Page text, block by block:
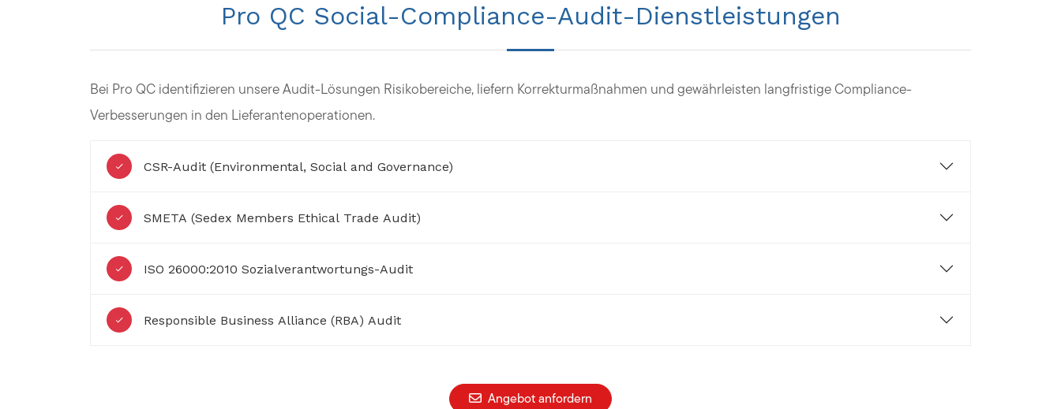
Pro QC Social-Compliance-Audit-Dienstleistungen
Bei Pro QC identifizieren unsere Audit-Lösungen Risikobereiche, liefern Korrekturmaßnahmen und gewährleisten langfristige Compliance-
Verbesserungen in den Lieferantenoperationen.
CSR-Audit (Environmental, Social and Governance)
SMETA (Sedex Members Ethical Trade Audit)
ISO 26000:2010 Sozialverantwortungs-Audit
Responsible Business Alliance (RBA) Audit
Angebot anfordern